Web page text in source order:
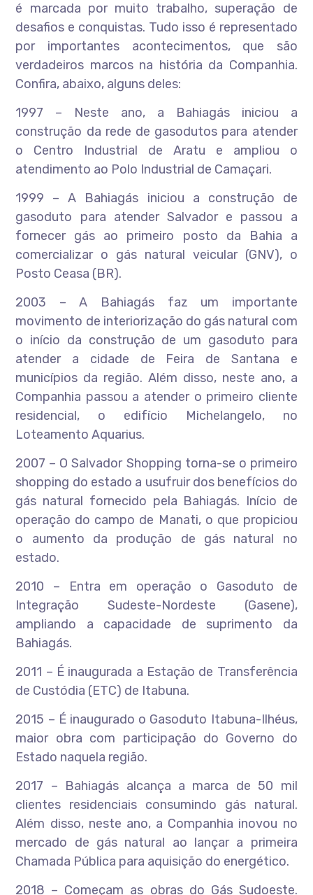
é marcada por muito trabalho, superação de
desafios e conquistas. Tudo isso é representado
por importantes acontecimentos, que são
verdadeiros marcos na história da Companhia.
Confira, abaixo, alguns deles:
1997 – Neste ano, a Bahiagás iniciou a
construção da rede de gasodutos para atender
o Centro Industrial de Aratu e ampliou o
atendimento ao Polo Industrial de Camaçari.
1999 – A Bahiagás iniciou a construção de
gasoduto para atender Salvador e passou a
fornecer gás ao primeiro posto da Bahia a
comercializar o gás natural veicular (GNV), o
Posto Ceasa (BR).
2003 – A Bahiagás faz um importante
movimento de interiorização do gás natural com
o início da construção de um gasoduto para
atender a cidade de Feira de Santana e
municípios da região. Além disso, neste ano, a
Companhia passou a atender o primeiro cliente
residencial, o edifício Michelangelo, no
Loteamento Aquarius.
2007 – O Salvador Shopping torna-se o primeiro
shopping do estado a usufruir dos benefícios do
gás natural fornecido pela Bahiagás. Início de
operação do campo de Manati, o que propiciou
o aumento da produção de gás natural no
estado.
2010 – Entra em operação o Gasoduto de
Integração Sudeste-Nordeste (Gasene),
ampliando a capacidade de suprimento da
Bahiagás.
2011 – É inaugurada a Estação de Transferência
de Custódia (ETC) de Itabuna.
2015 – É inaugurado o Gasoduto Itabuna-Ilhéus,
maior obra com participação do Governo do
Estado naquela região.
2017 – Bahiagás alcança a marca de 50 mil
clientes residenciais consumindo gás natural.
Além disso, neste ano, a Companhia inovou no
mercado de gás natural ao lançar a primeira
Chamada Pública para aquisição do energético.
2018 – Começam as obras do Gás Sudoeste.